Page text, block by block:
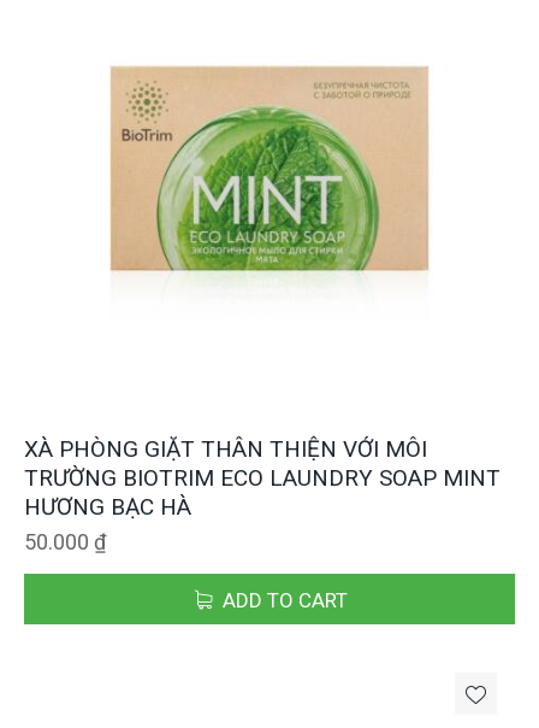
XÀ PHÒNG GIẶT THÂN THIỆN VỚI MÔI
TRƯỜNG BIOTRIM ECO LAUNDRY SOAP MINT
HƯƠNG BẠC HÀ
50.000 ₫
ADD TO CART